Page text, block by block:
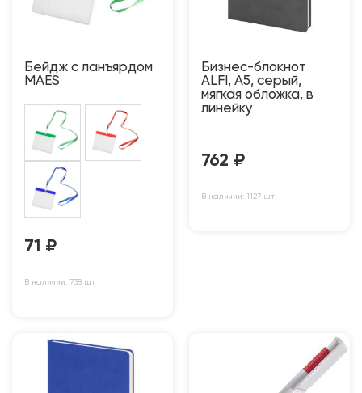
Бейдж с ланъярдом
MAES
71 ₽
В наличии: 738 шт
Бизнес-блокнот
ALFI, A5, серый,
мягкая обложка, в
линейку
762 ₽
В наличии: 1127 шт